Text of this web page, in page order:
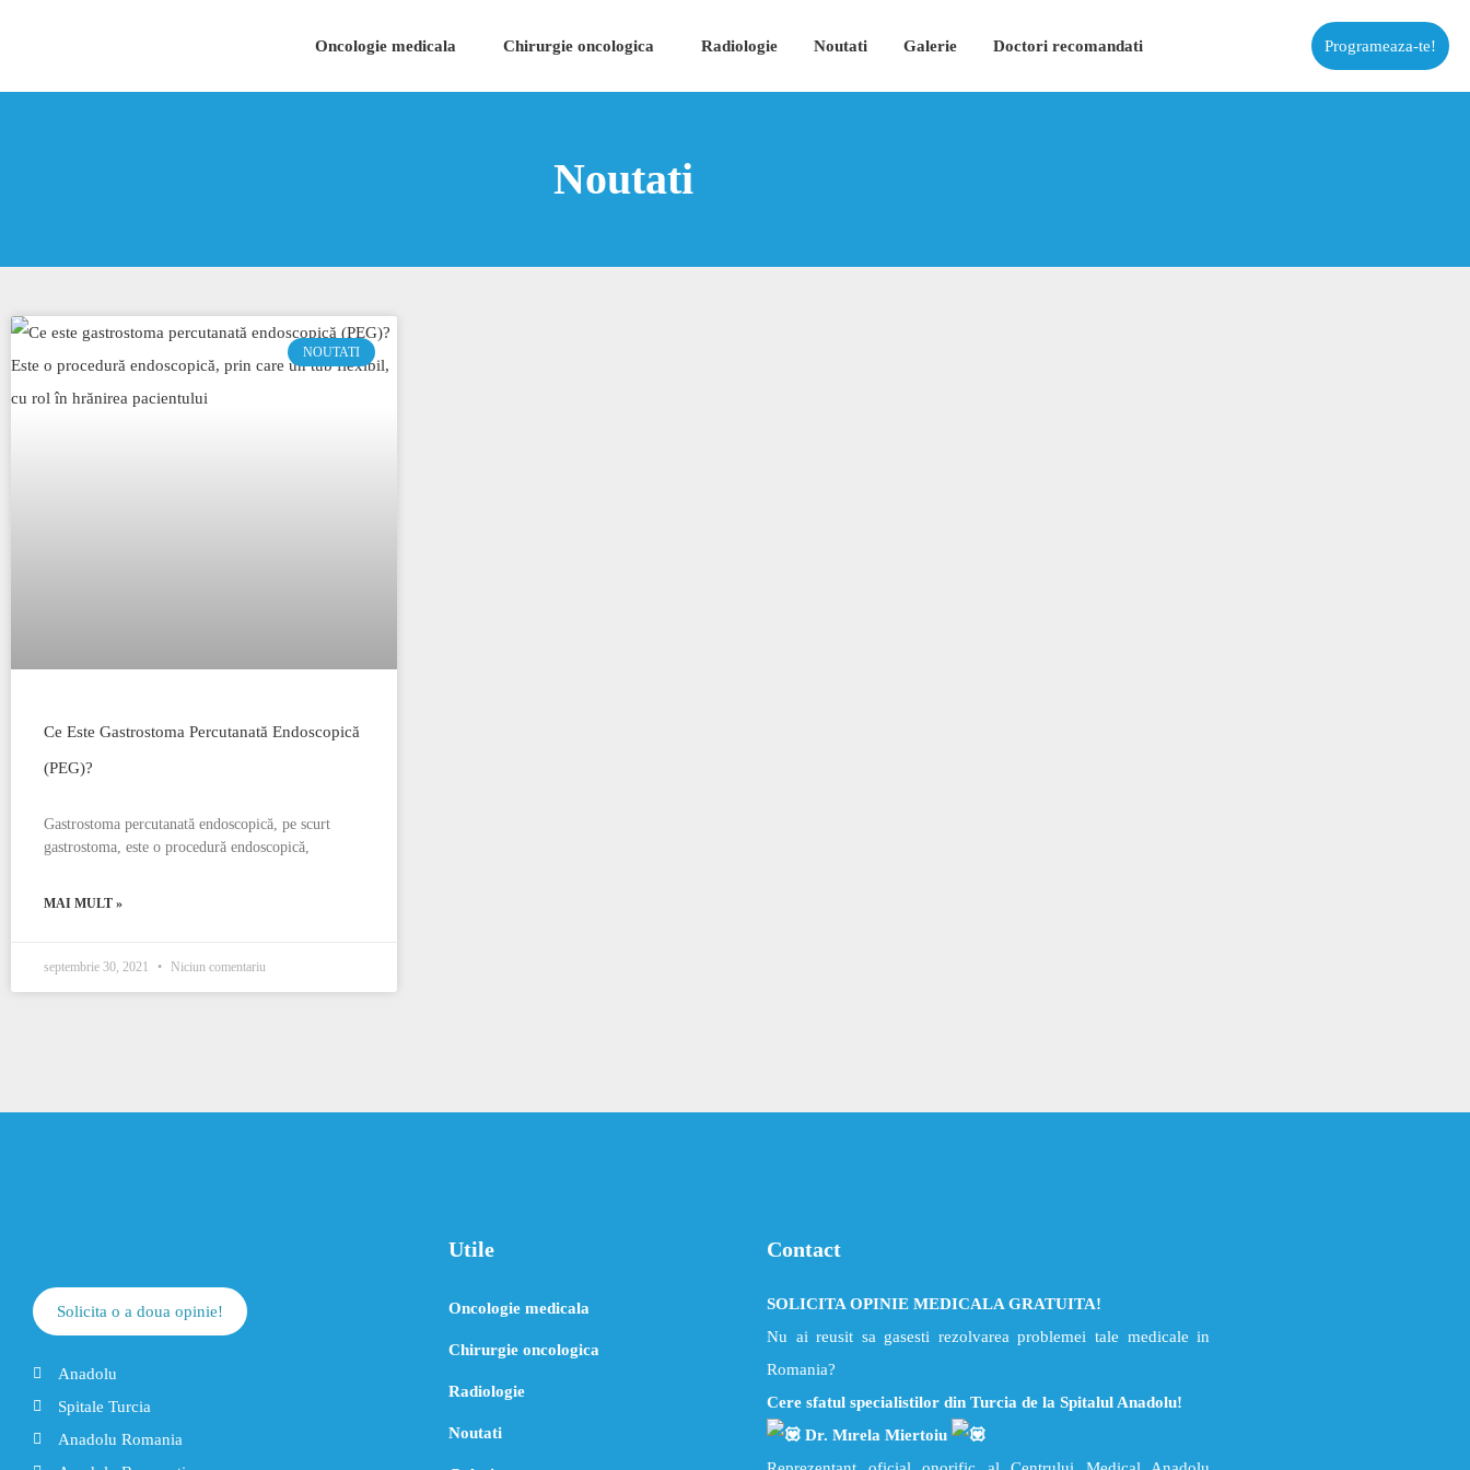
Oncologie medicala Chirurgie oncologica Radiologie Noutati Galerie Doctori recomandati Programeaza-te!
Noutati
NOUTATI
Ce Este Gastrostoma Percutanată Endoscopică
(PEG)?
Gastrostoma percutanată endoscopică, pe scurt
gastrostoma, este o procedură endoscopică,
MAI MULT »
septembrie 30, 2021 Niciun comentariu
Solicita o a doua opinie!
Anadolu
Spitale Turcia
Anadolu Romania
Utile
Oncologie medicala
Chirurgie oncologica
Radiologie
Noutati
Contact
SOLICITA OPINIE MEDICALA GRATUITA!
Nu ai reusit sa gasesti rezolvarea problemei tale medicale in
Romania?
Cere sfatul specialistilor din Turcia de la Spitalul Anadolu!
Dr. Mırela Miertoiu